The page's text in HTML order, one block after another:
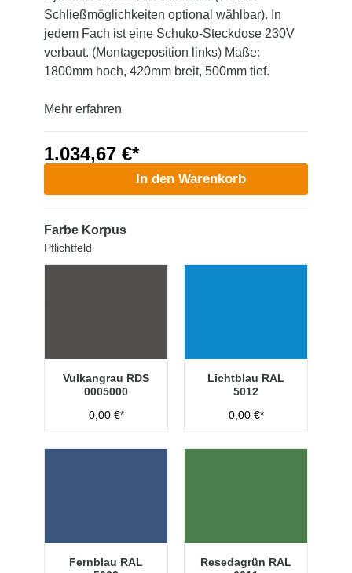
Schließmöglichkeiten optional wählbar). In
jedem Fach ist eine Schuko-Steckdose 230V
verbaut. (Montageposition links) Maße:
1800mm hoch, 420mm breit, 500mm tief.
Mehr erfahren
1.034,67 €*
In den Warenkorb
Farbe Korpus
Pflichtfeld
Vulkangrau RDS
0005000
0,00 €*
Lichtblau RAL
5012
0,00 €*
Fernblau RAL
Resedagrün RAL